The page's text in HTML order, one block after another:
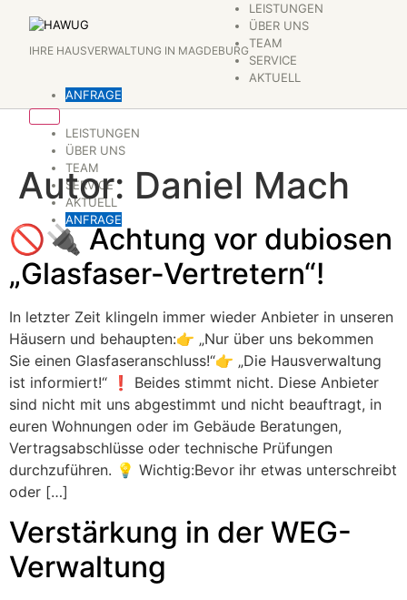
Inhalt
springenIHRE HAUSVERWALTUNG IN MAGDEBURG
LEISTUNGEN
ÜBER UNS
TEAM
SERVICE
AKTUELL
ANFRAGE
LEISTUNGEN
ÜBER UNS
TEAM
SERVICE
AKTUELL
ANFRAGE
Autor: Daniel Mach
🚫🔌 Achtung vor dubiosen
„Glasfaser‑Vertretern“!
In letzter Zeit klingeln immer wieder Anbieter in unseren
Häusern und behaupten:👉 „Nur über uns bekommen
Sie einen Glasfaseranschluss!“👉 „Die Hausverwaltung
ist informiert!“ ❗ Beides stimmt nicht. Diese Anbieter
sind nicht mit uns abgestimmt und nicht beauftragt, in
euren Wohnungen oder im Gebäude Beratungen,
Vertragsabschlüsse oder technische Prüfungen
durchzuführen. 💡 Wichtig:Bevor ihr etwas unterschreibt
oder […]
Verstärkung in der WEG-
Verwaltung